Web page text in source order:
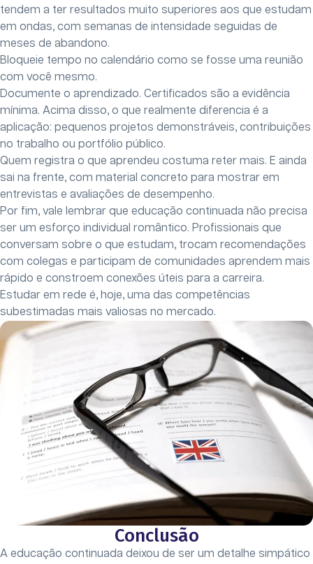
tendem a ter resultados muito superiores aos que estudam
em ondas, com semanas de intensidade seguidas de
meses de abandono.
Bloqueie tempo no calendário como se fosse uma reunião
com você mesmo.
Documente o aprendizado. Certificados são a evidência
mínima. Acima disso, o que realmente diferencia é a
aplicação: pequenos projetos demonstráveis, contribuições
no trabalho ou portfólio público.
Quem registra o que aprendeu costuma reter mais. E ainda
sai na frente, com material concreto para mostrar em
entrevistas e avaliações de desempenho.
Por fim, vale lembrar que educação continuada não precisa
ser um esforço individual romântico. Profissionais que
conversam sobre o que estudam, trocam recomendações
com colegas e participam de comunidades aprendem mais
rápido e constroem conexões úteis para a carreira.
Estudar em rede é, hoje, uma das competências
subestimadas mais valiosas no mercado.
Conclusão
A educação continuada deixou de ser um detalhe simpático